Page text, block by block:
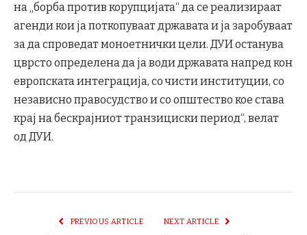
на „борба против корупцијата“ да се реализираат
агенди кои ја поткопуваат државата и ја заробуваат
за да спроведат моноетнички цели. ДУИ останува
цврсто определена да ја води државата напред кон
европската интеграција, со чисти институции, со
независно правосудство и со општество кое става
крај на бескрајниот транзициски период“, велат
од ДУИ.
PREVIOUS ARTICLE NEXT ARTICLE